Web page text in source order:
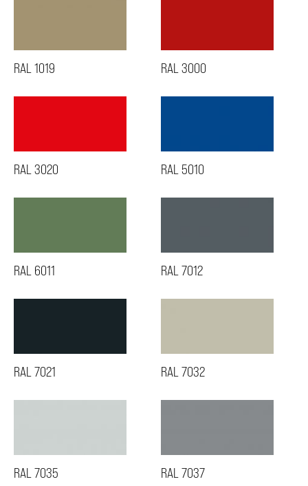
RAL 1019 RAL 3000
RAL 3020 RAL 5010
RAL 6011 RAL 7012
RAL 7021 RAL 7032
RAL 7035 RAL 7037